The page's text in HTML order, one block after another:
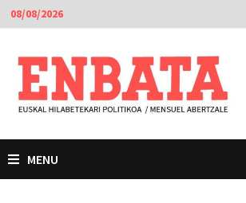
Passer
au
contenu
08/08/2026
MENU